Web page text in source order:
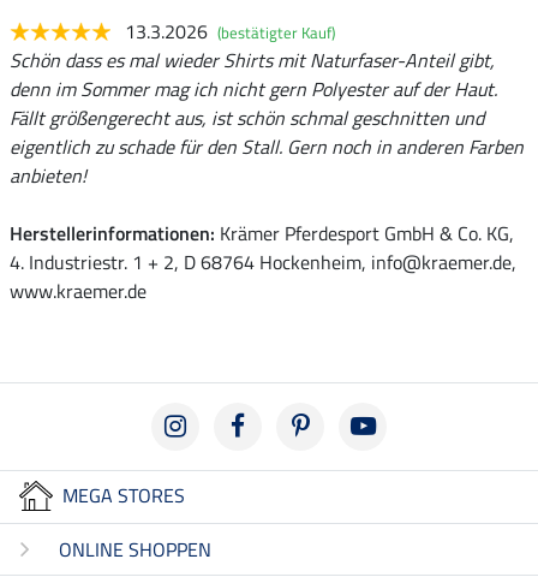
13.3.2026 (bestätigter Kauf)
Schön dass es mal wieder Shirts mit Naturfaser-Anteil gibt,
denn im Sommer mag ich nicht gern Polyester auf der Haut.
Fällt größengerecht aus, ist schön schmal geschnitten und
eigentlich zu schade für den Stall. Gern noch in anderen Farben
anbieten!
Herstellerinformationen: Krämer Pferdesport GmbH & Co. KG,
4. Industriestr. 1 + 2, D 68764 Hockenheim, info@kraemer.de,
www.kraemer.de
MEGA STORES
ONLINE SHOPPEN